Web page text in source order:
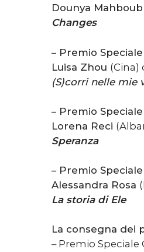
Dounya Mahboub
Changes
– Premio
Luisa Zhou (Cina)
(S)corri nelle mie
– Premio
Lorena Reci
Speranza
– Premio
Alessandra Rosa
La storia di Ele
La consegna dei
– Premio